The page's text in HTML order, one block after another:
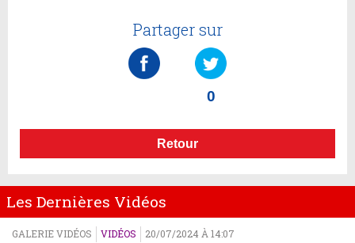
Partager sur
0
Retour
Les Dernières Vidéos
GALERIE VIDÉOS VIDÉOS 20/07/2024 À 14:07